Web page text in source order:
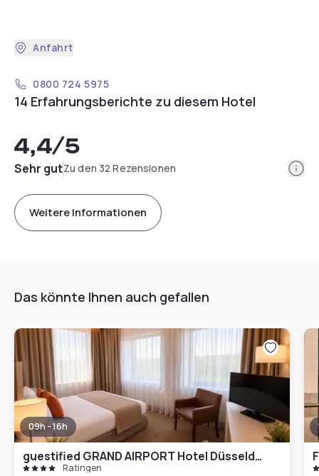
Anfahrt
0800 724 5975
14 Erfahrungsberichte zu diesem Hotel
4,4/5
Sehr gutZu den 32 Rezensionen
Weitere Informationen
Das könnte Ihnen auch gefallen
09h - 16h
guestified GRAND AIRPORT Hotel Düsseldorf Ratingen
Ratingen